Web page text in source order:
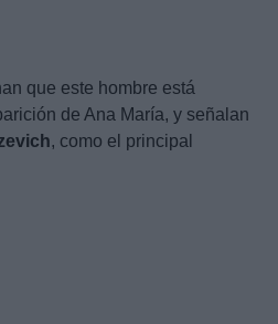
que este hombre está
de Ana María, y señalan
, como el principal